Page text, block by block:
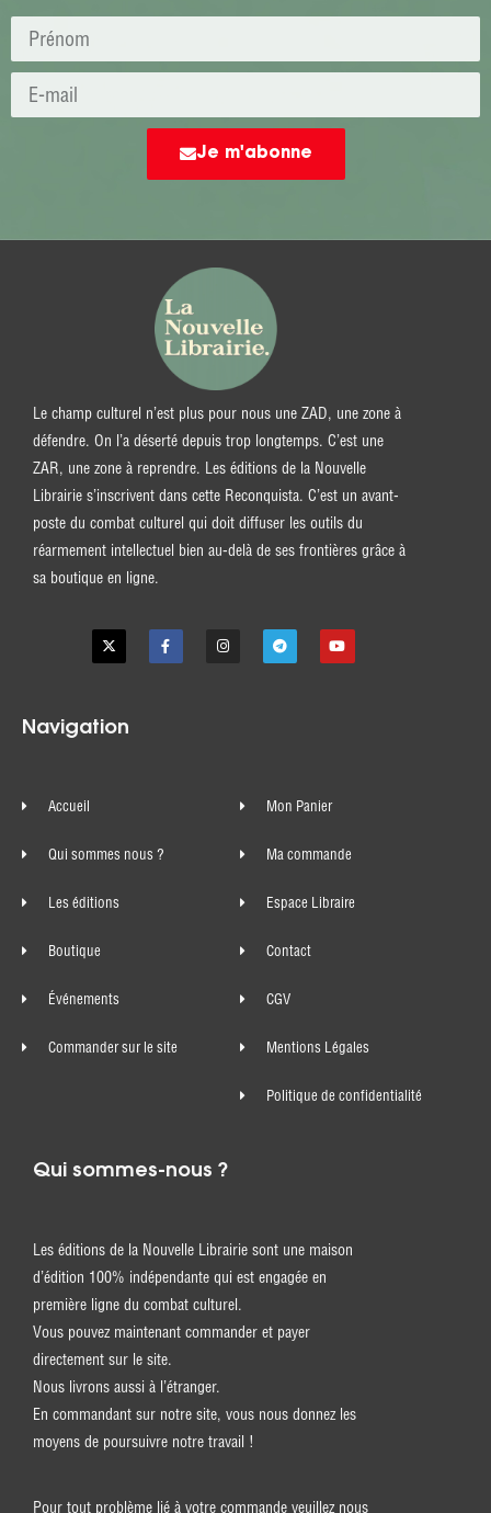
Je m'abonne
Le champ culturel n’est plus pour nous une ZAD, une zone à
défendre. On l’a déserté depuis trop longtemps. C’est une
ZAR, une zone à reprendre. Les éditions de la Nouvelle
Librairie s’inscrivent dans cette Reconquista. C’est un avant-
poste du combat culturel qui doit diffuser les outils du
réarmement intellectuel bien au-delà de ses frontières grâce à
sa boutique en ligne.
Navigation
Accueil
Qui sommes nous ?
Les éditions
Boutique
Événements
Commander sur le site
Mon Panier
Ma commande
Espace Libraire
Contact
CGV
Mentions Légales
Politique de confidentialité
Qui sommes-nous ?
Les éditions de la Nouvelle Librairie sont une maison
d’édition 100% indépendante qui est engagée en
première ligne du combat culturel.
Vous pouvez maintenant commander et payer
directement sur le site.
Nous livrons aussi à l’étranger.
En commandant sur notre site, vous nous donnez les
moyens de poursuivre notre travail !
Pour tout problème lié à votre commande veuillez nous